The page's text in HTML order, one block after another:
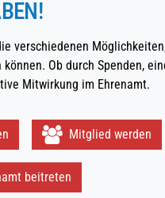
verschiedenen
können. Ob durch Spenden,
Mitwirkung im Ehrenamt.
Mitglied werden
beitreten